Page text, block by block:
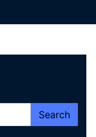
Search